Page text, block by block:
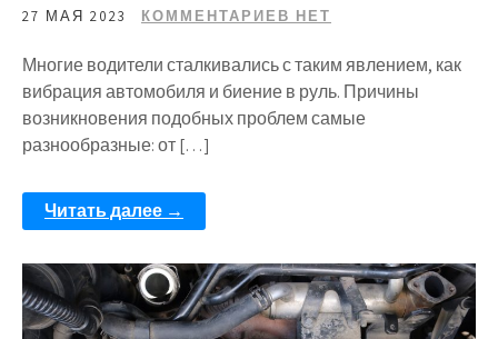
27 МАЯ 2023 КОММЕНТАРИЕВ НЕТ
Многие водители сталкивались с таким явлением, как
вибрация автомобиля и биение в руль. Причины
возникновения подобных проблем самые
разнообразные: от […]
Читать далее →